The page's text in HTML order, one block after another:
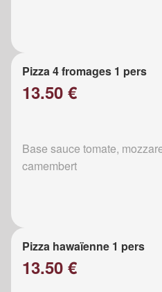
Pizza 4 fromages 1 pers
13.50 €
Base sauce tomate,
camembert
Pizza hawaïenne 1 pers
13.50 €